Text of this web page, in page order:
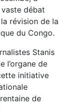
vaste débat
révision de la
du Congo.
Stanis
l’organe de
initiative
de